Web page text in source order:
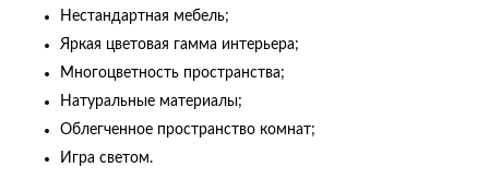
Нестандартная мебель;
Яркая цветовая гамма интерьера;
Многоцветность пространства;
Натуральные материалы;
Облегченное пространство комнат;
Игра светом.